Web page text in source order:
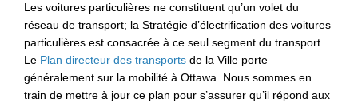
Les voitures particulières ne constituent qu’un volet du
réseau de transport; la Stratégie d’électrification des voitures
particulières est consacrée à ce seul segment du transport.
Le Plan directeur des transports de la Ville porte
généralement sur la mobilité à Ottawa. Nous sommes en
train de mettre à jour ce plan pour s’assurer qu’il répond aux